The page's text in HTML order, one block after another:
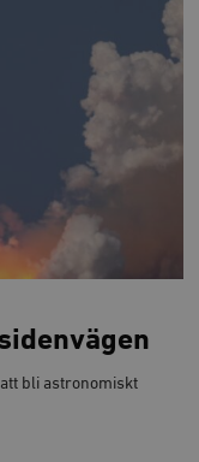
bli astronomiskt